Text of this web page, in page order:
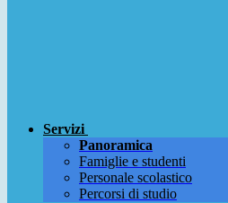
Servizi
Panoramica
Famiglie e studenti
Personale scolastico
Percorsi di studio